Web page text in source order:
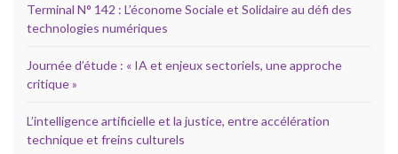
Terminal N° 142 : L’économe Sociale et Solidaire au défi des
technologies numériques
Journée d’étude : « IA et enjeux sectoriels, une approche
critique »
L’intelligence artificielle et la justice, entre accélération
technique et freins culturels